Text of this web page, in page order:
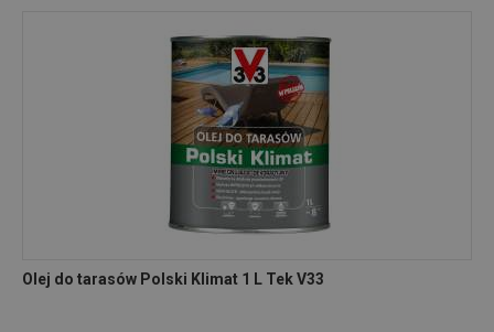
Olej do tarasów Polski Klimat 1 L Tek V33